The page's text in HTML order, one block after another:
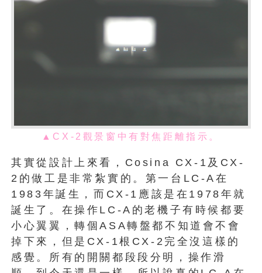
▲CX-2觀景窗中有對焦距離指示。
其實從設計上來看，Cosina CX-1及CX-
2的做工是非常紮實的。第一台LC-A在
1983年誕生，而CX-1應該是在1978年就
誕生了。在操作LC-A的老機子有時候都要
小心翼翼，轉個ASA轉盤都不知道會不會
掉下來，但是CX-1根CX-2完全沒這樣的
感覺。所有的開關都段段分明，操作滑